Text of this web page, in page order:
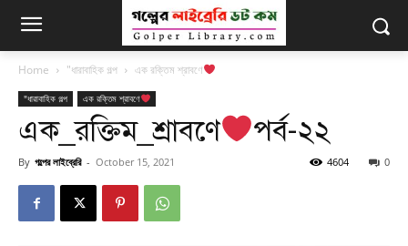
Home "ধারাবাহিক গল্প এক রক্তিম শ্রাবণে
"ধারাবাহিক গল্প এক রক্তিম শ্রাবণে
এক_রক্তিম_শ্রাবণে পর্ব-২২
By গল্পের লাইব্রেরি - October 15, 2021 0
4604